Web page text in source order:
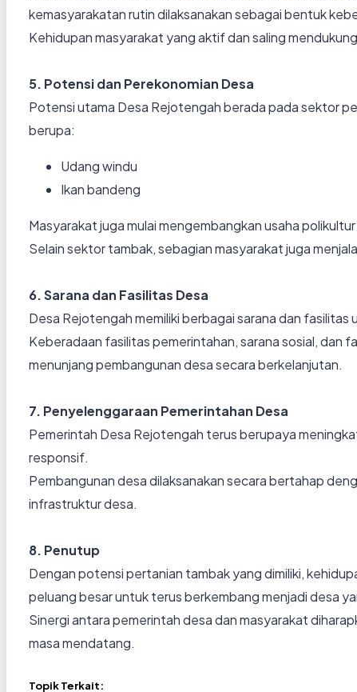
kemasyarakatan rutin dilaksanakan sebagai bentuk
Kehidupan masyarakat yang aktif dan saling
5. Potensi dan Perekonomian Desa
Potensi utama Desa Rejotengah berada pada sektor
berupa:
Udang windu
Ikan bandeng
Masyarakat juga mulai mengembangkan usaha
Selain sektor tambak, sebagian masyarakat juga
6. Sarana dan Fasilitas Desa
Desa Rejotengah memiliki berbagai sarana dan
Keberadaan fasilitas pemerintahan, sarana sosial, dan
menunjang pembangunan desa secara berkelanjutan.
7. Penyelenggaraan Pemerintahan Desa
Pemerintah Desa Rejotengah terus berupaya
responsif.
Pembangunan desa dilaksanakan secara bertahap
infrastruktur desa.
8. Penutup
Dengan potensi pertanian tambak yang dimiliki,
peluang besar untuk terus berkembang menjadi desa
Sinergi antara pemerintah desa dan masyarakat
masa mendatang.
Topik Terkait: